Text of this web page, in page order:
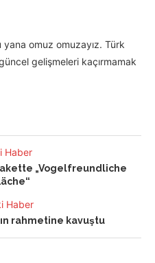
omuz omuzayız. Türk
gelişmeleri kaçırmamak
Haber
„Vogelfreundliche
Haber
rahmetine kavuştu